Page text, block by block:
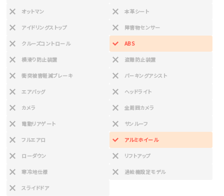
オットマン 本革シート
アイドリングストップ 障害物センサー
クルーズコントロール ABS
横滑り防止装置 盗難防止装置
衝突被害軽減ブレーキ パーキングアシスト
エアバッグ ヘッドライト
カメラ 全周囲カメラ
電動リアゲート サンルーフ
フルエアロ アルミホイール
ローダウン リフトアップ
寒冷地仕様 過給機設定モデル
スライドドア